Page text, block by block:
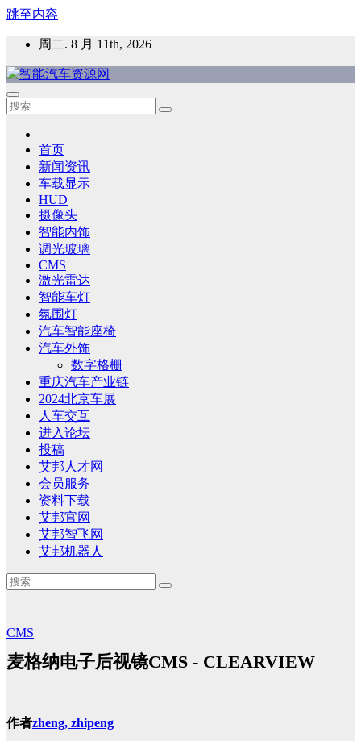
跳至内容
周二. 8 月 11th, 2026
智能汽车资源网
智能表面，智能内饰，新能源汽车，HMI，人车交互，智能车
首页
新闻资讯
车载显示
HUD
摄像头
智能内饰
调光玻璃
CMS
激光雷达
智能车灯
氛围灯
汽车智能座椅
汽车外饰
数字格栅
重庆汽车产业链
2024北京车展
人车交互
进入论坛
投稿
艾邦人才网
会员服务
资料下载
艾邦官网
艾邦智飞网
艾邦机器人
CMS
麦格纳电子后视镜CMS - CLEARVIEW
作者zheng, zhipeng